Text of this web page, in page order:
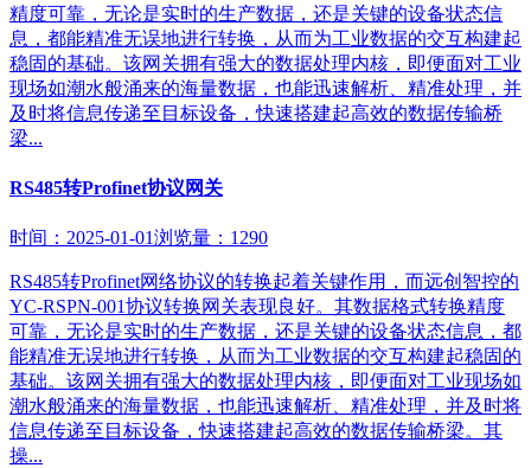
精度可靠，无论是实时的生产数据，还是关键的设备状态信
息，都能精准无误地进行转换，从而为工业数据的交互构建起
稳固的基础。该网关拥有强大的数据处理内核，即便面对工业
现场如潮水般涌来的海量数据，也能迅速解析、精准处理，并
及时将信息传递至目标设备，快速搭建起高效的数据传输桥
梁...
RS485转Profinet协议网关
时间：2025-01-01浏览量：1290
RS485转Profinet网络协议的转换起着关键作用，而远创智控的
YC-RSPN-001协议转换网关表现良好。其数据格式转换精度
可靠，无论是实时的生产数据，还是关键的设备状态信息，都
能精准无误地进行转换，从而为工业数据的交互构建起稳固的
基础。该网关拥有强大的数据处理内核，即便面对工业现场如
潮水般涌来的海量数据，也能迅速解析、精准处理，并及时将
信息传递至目标设备，快速搭建起高效的数据传输桥梁。其
操...